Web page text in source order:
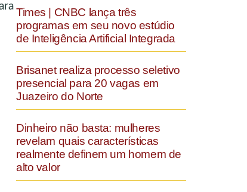
Times | CNBC lança três
programas em seu novo estúdio
de Inteligência Artificial Integrada
Brisanet realiza processo seletivo
presencial para 20 vagas em
Juazeiro do Norte
Dinheiro não basta: mulheres
revelam quais características
realmente definem um homem de
alto valor